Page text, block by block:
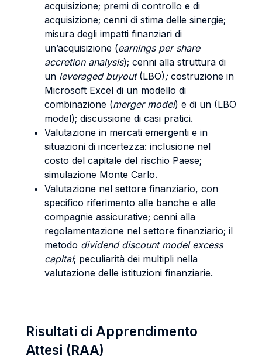
acquisizione; premi di controllo e di
acquisizione; cenni di stima delle sinergie;
misura degli impatti finanziari di
un’acquisizione (earnings per share
accretion analysis); cenni alla struttura di
un leveraged buyout (LBO);costruzione in
Microsoft Excel di un modello di
combinazione (merger model) e di un (LBO
model); discussione di casi pratici.
Valutazione in mercati emergenti e in
situazioni di incertezza: inclusione nel
costo del capitale del rischio Paese;
simulazione Monte Carlo.
Valutazione nel settore finanziario, con
specifico riferimento alle banche e alle
compagnie assicurative; cenni alla
regolamentazione nel settore finanziario; il
metodo dividend discount model excess
capital; peculiarità dei multipli nella
valutazione delle istituzioni finanziarie.
Risultati di Apprendimento
Attesi (RAA)